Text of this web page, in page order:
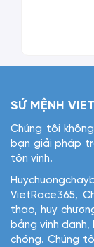
SỨ MỆNH
Chúng tôi
bạn giải pháp
tôn vinh.
VietRace365,
thao, huy
bảng vinh danh,
chóng. Chúng